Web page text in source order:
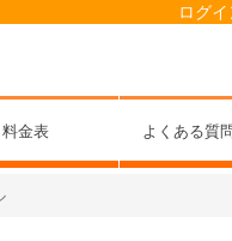
ログ
料金表 よくある質